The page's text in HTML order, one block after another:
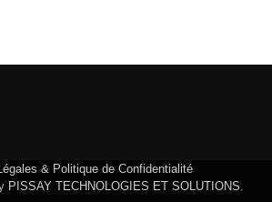
& Politique de Confidentialité
PISSAY TECHNOLOGIES ET SOLUTIONS